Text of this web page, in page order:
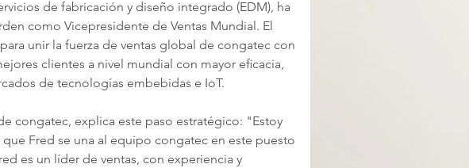
de fabricación y diseño integrado (EDM), ha
como Vicepresidente de Ventas Mundial. El
unir la fuerza de ventas global de congatec con
clientes a nivel mundial con mayor eficacia,
de tecnologías embebidas e IoT.
congatec, explica este paso estratégico: "Estoy
Fred se una al equipo congatec en este puesto
es un líder de ventas, con experiencia y